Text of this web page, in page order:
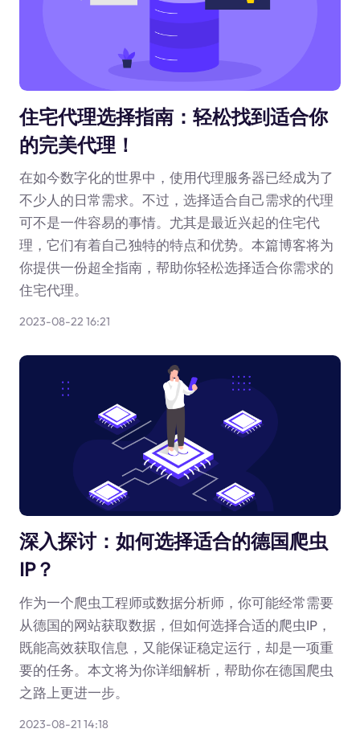
住宅代理选择指南：轻松找到适合你
的完美代理！
在如今数字化的世界中，使用代理服务器已经成为了
不少人的日常需求。不过，选择适合自己需求的代理
可不是一件容易的事情。尤其是最近兴起的住宅代
理，它们有着自己独特的特点和优势。本篇博客将为
你提供一份超全指南，帮助你轻松选择适合你需求的
住宅代理。
2023-08-22 16:21
深入探讨：如何选择适合的德国爬虫
IP？
作为一个爬虫工程师或数据分析师，你可能经常需要
从德国的网站获取数据，但如何选择合适的爬虫IP，
既能高效获取信息，又能保证稳定运行，却是一项重
要的任务。本文将为你详细解析，帮助你在德国爬虫
之路上更进一步。
2023-08-21 14:18